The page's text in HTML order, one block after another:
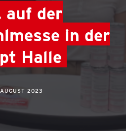
auf der
in der
Halle
2023